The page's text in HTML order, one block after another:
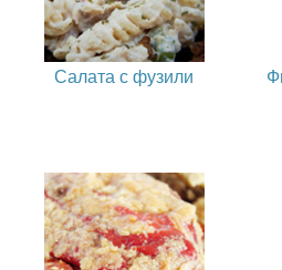
Салата с фузили